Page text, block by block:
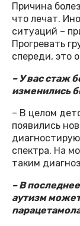
Причина
что лечат.
ситуаций –
Прогревать
спереди, это
– У вас стаж
изменились
– В целом
появились
спектра. На
таким
– В
аутизм